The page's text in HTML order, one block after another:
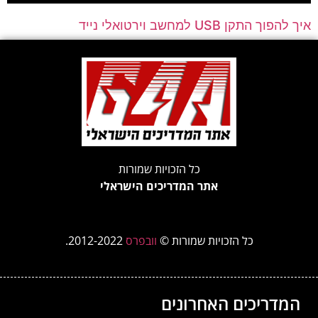
איך להפוך התקן USB למחשב וירטואלי נייד
כל הזכויות שמורות
אתר המדריכים הישראלי
כל הזכויות שמורות © וובפרס 2012-2022.
המדריכים האחרונים